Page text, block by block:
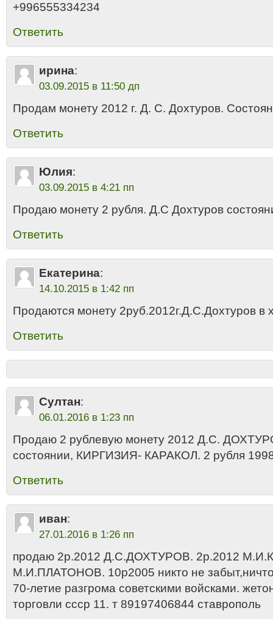
+996555334234
Ответить
ирина:
03.09.2015 в 11:50 дп
Продам монету 2012 г. Д. С. Дохтуров.
Ответить
Юлия:
03.09.2015 в 4:21 пп
Продаю монету 2 рубля. Д.С Дохтуров
Ответить
Екатерина:
14.10.2015 в 1:42 пп
Продаются монету 2руб.2012г.Д.С.Дохтуров в
Ответить
Султан:
06.01.2016 в 1:23 пп
Продаю 2 рублевую монету 2012 Д.С.
состоянии, КИРГИЗИЯ- КАРАКОЛ. 2 рубля
Ответить
иван:
27.01.2016 в 1:26 пп
продаю 2р.2012 Д.С.ДОХТУРОВ. 2р.2012
М.И.ПЛАТОНОВ. 10р2005 никто не
70-летие разгрома советскими войсками.
торговли ссср 11. т 89197406844 ставрополь